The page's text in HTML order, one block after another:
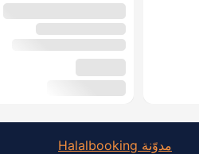
مدوّنة Halalbooking